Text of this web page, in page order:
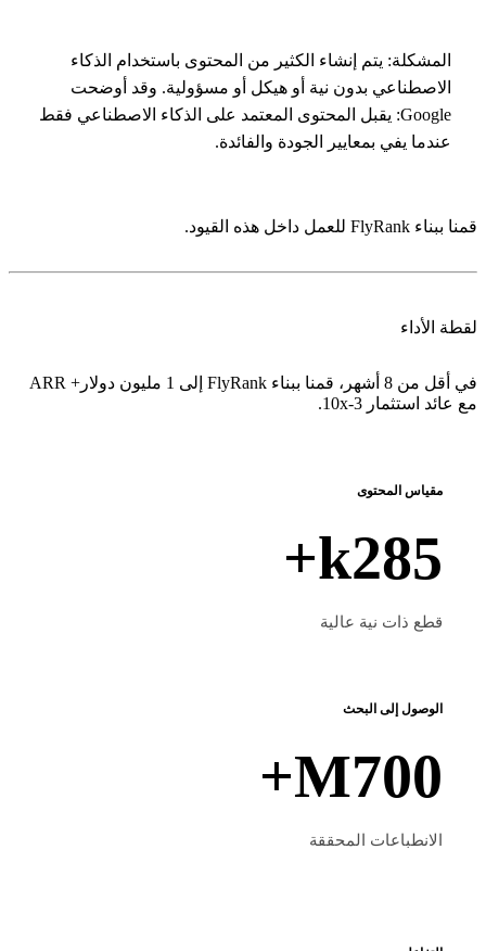
المشكلة: يتم إنشاء الكثير من المحتوى باستخدام الذكاء
الاصطناعي بدون نية أو هيكل أو مسؤولية. وقد أوضحت
Google: يقبل المحتوى المعتمد على الذكاء الاصطناعي فقط
عندما يفي بمعايير الجودة والفائدة.
قمنا ببناء FlyRank للعمل داخل هذه القيود.
لقطة الأداء
في أقل من 8 أشهر، قمنا ببناء FlyRank إلى
1 مليون دولار+ ARR
مع عائد استثمار 3-10x .
مقياس المحتوى
k+
قطع ذات نية عالية
الوصول إلى البحث
M+
الانطباعات المحققة